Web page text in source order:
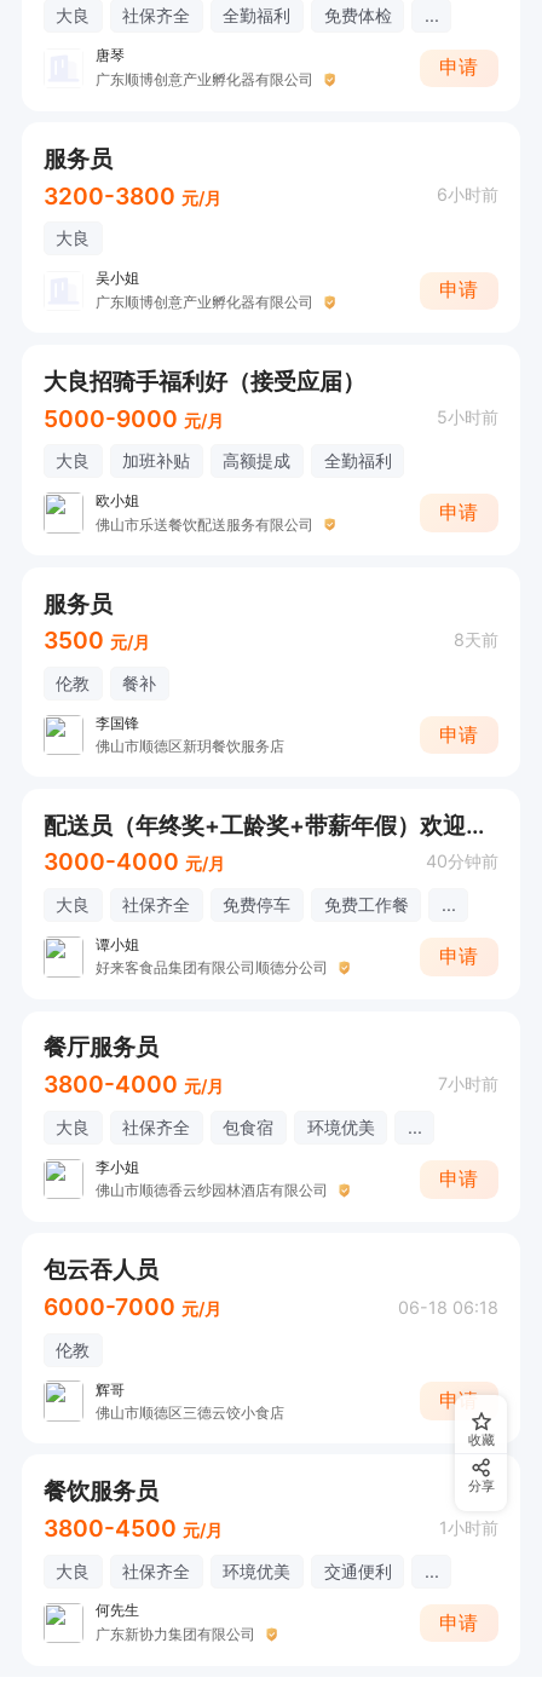
大良 社保齐全 全勤福利 免费体检 ...
唐琴
广东顺博创意产业孵化器有限公司
申请
服务员
3200-3800 元/月 6小时前
大良
吴小姐
广东顺博创意产业孵化器有限公司
申请
大良招骑手福利好（接受应届）
5000-9000 元/月 5小时前
大良 加班补贴 高额提成 全勤福利
欧小姐
佛山市乐送餐饮配送服务有限公司
申请
服务员
3500 元/月 8天前
伦教 餐补
李国锋
佛山市顺德区新玥餐饮服务店
申请
配送员（年终奖+工龄奖+带薪年假）欢迎致电咨询
3000-4000 元/月 40分钟前
大良 社保齐全 免费停车 免费工作餐 ...
谭小姐
好来客食品集团有限公司顺德分公司
申请
餐厅服务员
3800-4000 元/月 7小时前
大良 社保齐全 包食宿 环境优美 ...
李小姐
佛山市顺德香云纱园林酒店有限公司
申请
包云吞人员
6000-7000 元/月 06-18 06:18
伦教
辉哥
佛山市顺德区三德云饺小食店
申请
餐饮服务员
3800-4500 元/月 1小时前
大良 社保齐全 环境优美 交通便利 ...
何先生
广东新协力集团有限公司
申请
收藏
分享